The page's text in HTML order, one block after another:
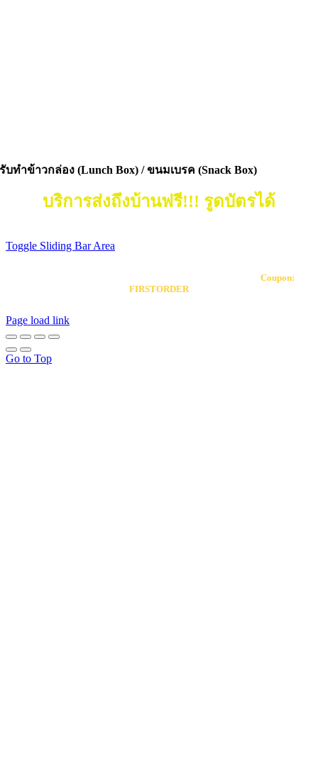
รับทำข้าวกล่อง (Lunch Box) / ขนมเบรค (Snack Box)
บริการส่งถึงบ้านฟรี!!! รูดบัตรได้
Toggle Sliding Bar Area
Coupon:
FIRSTORDER
Page load link
Go to Top